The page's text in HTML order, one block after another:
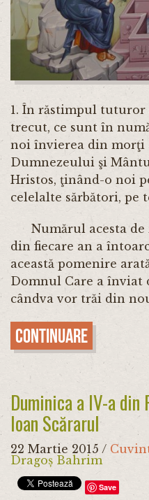
1. În răstimpul tuturor
trecut, ce sunt în
noi învierea din morţi
Dumnezeului şi
Hristos, ţinând-o noi
celelalte sărbători, pe
Numărul acesta de
din fiecare an a
această pomenire
Domnul Care a înviat
cândva vor trăi din
Continuare
Duminica a IV-a
Ioan Scărarul
22 Martie 2015 /
Dragoș Bahrim
Save